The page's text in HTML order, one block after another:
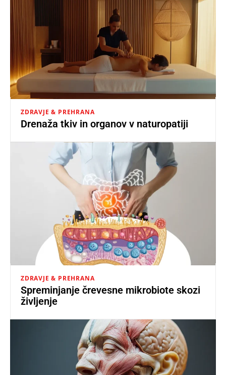
ZDRAVJE & PREHRANA
Drenaža tkiv in organov v naturopatiji
ZDRAVJE & PREHRANA
Spreminjanje črevesne mikrobiote skozi
življenje